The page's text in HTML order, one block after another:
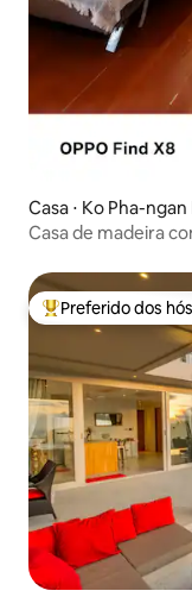
Casa ⋅ Ko Pha-
Casa de madeira
Entre os melhores
Preferido dos